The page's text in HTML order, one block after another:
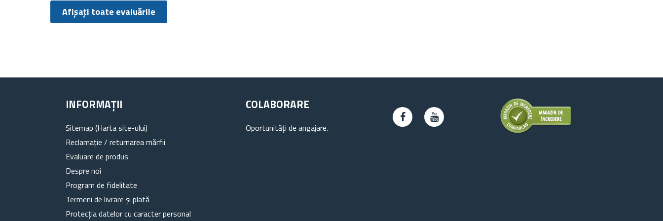
Afișați toate evaluările
INFORMAȚII
Sitemap (Harta site-ului)
Reclamație / returnarea mărfii
Evaluare de produs
Despre noi
Program de fidelitate
Termeni de livrare și plată
Protecția datelor cu caracter personal
COLABORARE
Oportunități de angajare.